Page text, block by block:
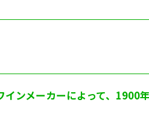
ンメーカーによって、1900